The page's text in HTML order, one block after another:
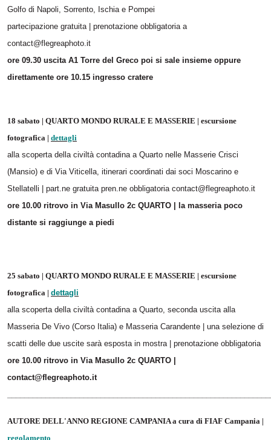
Golfo di Napoli, Sorrento, Ischia e Pompei
partecipazione gratuita | prenotazione obbligatoria a
contact@flegreaphoto.it
ore 09.30 uscita A1 Torre del Greco poi si sale insieme oppure
direttamente ore 10.15 ingresso cratere
18 sabato | QUARTO MONDO RURALE E MASSERIE | escursione
fotografica | dettagli
alla scoperta della civiltà contadina a Quarto nelle Masserie Crisci
(Mansio) e di Via Viticella, itinerari coordinati dai soci Moscarino e
Stellatelli | part.ne gratuita pren.ne obbligatoria contact@flegreaphoto.it
ore 10.00 ritrovo in Via Masullo 2c QUARTO | la masseria poco
distante si raggiunge a piedi
25 sabato | QUARTO MONDO RURALE E MASSERIE | escursione
fotografica | dettagli
alla scoperta della civiltà contadina a Quarto, seconda uscita alla
Masseria De Vivo (Corso Italia) e Masseria Carandente | una selezione di
scatti delle due uscite sarà esposta in mostra | prenotazione obbligatoria
ore 10.00 ritrovo in Via Masullo 2c QUARTO |
contact@flegreaphoto.it
AUTORE DELL'ANNO REGIONE CAMPANIA a cura di FIAF Campania |
regolamento